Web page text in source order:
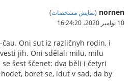
nornen
(نمایش مشخصات)
10 نوامبر 2020،‏ 16:24:20
Oni sut iz različnyh rodin, i
jih. Oni sdělali milu, milu
šest ščenet: dva běli i četyri
boret se, idut v sad, da by